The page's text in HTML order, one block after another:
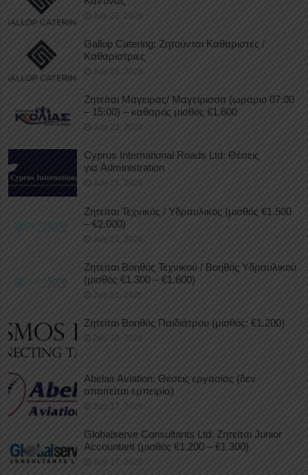
July 23, 2026
Gallop Catering: Ζητούνται Καθαριστές /
Καθαρίστριες
July 23, 2026
Ζητείται Μάγειρας/ Μαγείρισσα (ωράριο 07:00
– 15:00) – καθαρός μισθός €1.600
July 23, 2026
Cyprus International Roads Ltd: Θέσεις
για Administration
July 21, 2026
Ζητείται Τεχνικός / Υδραυλικός (μισθός €1.500
– €2.000)
July 21, 2026
Ζητείται Βοηθός Τεχνικού / Βοηθός Υδραυλικού
(μισθός €1.300 – €1.600)
July 21, 2026
Ζητείται Βοηθός Παιδιάτρου (μισθός: €1.200)
July 18, 2026
Abelair Aviation: Θέσεις εργασίας (δεν
απαιτείται εμπειρία)
July 17, 2026
Globalserve Consultants Ltd: Ζητείται Junior
Accountant (μισθός €1.200 – €1.300)
July 17, 2026